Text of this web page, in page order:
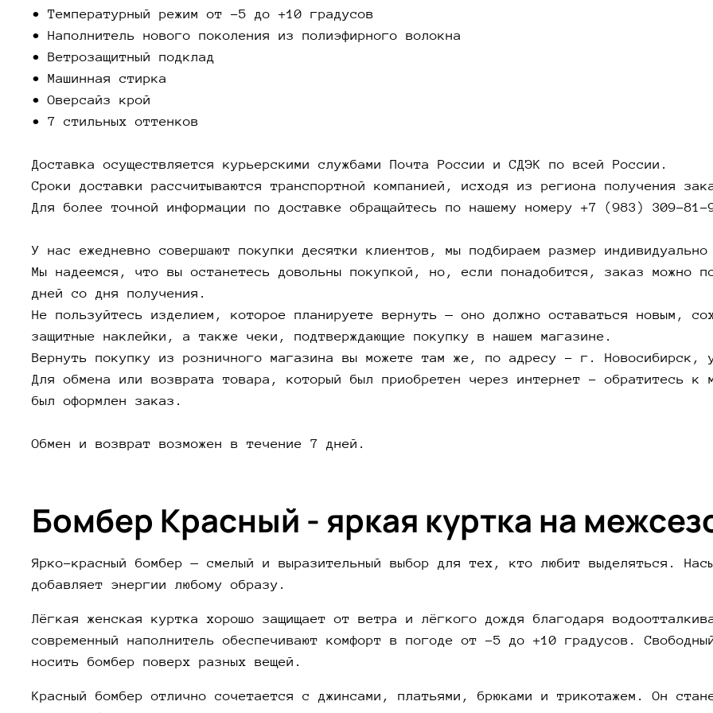
Обмен
Ярко-
носить
—
• Температурный режим от -5 до +10 градусов
• Наполнитель нового поколения из полиэфирного волокна
• Ветрозащитный подклад
• Машинная стирка
• Оверсайз крой
• 7 стильных оттенков
Доставка осуществляется курьерскими службами Почта России и СДЭК по всей России.
Сроки доставки рассчитываются транспортной компанией, исходя из региона получения
Для более точной информации по доставке обращайтесь по нашему номеру +7 (983) 309-81-
У нас ежедневно совершают покупки десятки клиентов, мы подбираем размер
Мы надеемся, что вы останетесь довольны покупкой, но, если понадобится, заказ можно
дней со дня получения.
Не пользуйтесь изделием, которое планируете вернуть — оно должно оставаться новым,
защитные наклейки, а также чеки, подтверждающие покупку в нашем магазине.
Вернуть покупку из розничного магазина вы можете там же, по адресу - г.
Для обмена или возврата товара, который был приобретен через интернет - обратитесь к
был оформлен заказ.
Обмен и возврат возможен в течение 7 дней.
Бомбер Красный - яркая куртка на
Ярко-красный бомбер — смелый и выразительный выбор для тех, кто любит выделяться.
добавляет энергии любому образу.
Лёгкая женская куртка хорошо защищает от ветра и лёгкого дождя благодаря
современный наполнитель обеспечивают комфорт в погоде от -5 до +10 градусов.
носить бомбер поверх разных вещей.
Красный бомбер отлично сочетается с джинсами, платьями, брюками и трикотажем. Он